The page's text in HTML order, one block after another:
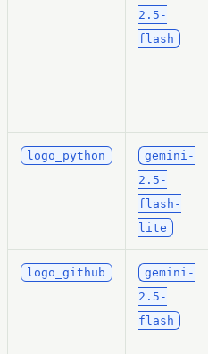
2.5-
flash
logo_python
gemini-
2.5-
flash-
lite
logo_github
gemini-
2.5-
flash